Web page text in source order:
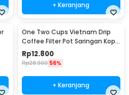
+ Keranjang
One Two Cups Vietnam Drip
Coffee Filter Pot Saringan Kopi
124ml 7Q - LC1
Rp12.800
Rp28.900 56%
+ Keranjang